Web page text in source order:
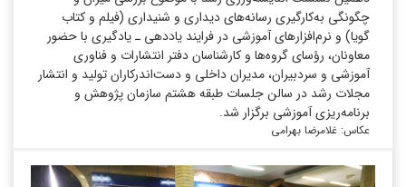
چگونگی به‌کارگیری رسانه‌های دیداری و شنیداری (فیلم و کتاب
گویا) و نرم‌افزارهای آموزشی در فرایند یاددهی ـ یادگیری با حضور
معاونان، رؤسای گروه‌ها و کارشناسان دفتر انتشارات و فناوری
آموزشی و سردبیران، مدیران داخلی و دست‌اندرکاران تولید و انتشار
مجلات رشد در سالن جلسات طبقه هشتم سازمان پژوهش و
برنامه‌ریزی آموزشی برگزار شد.
عکاس: غلامرضا بهرامی